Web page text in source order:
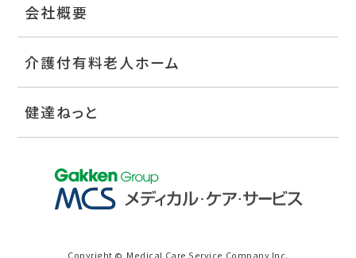
会社概要
介護付有料老人ホーム
健達ねっと
Copyright Medical Care Service Company Inc.